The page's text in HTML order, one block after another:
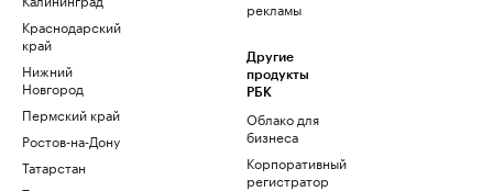
Краснодарский
край
Нижний
Новгород
Пермский край
Ростов-на-Дону
Татарстан
рекламы
Другие
продукты
РБК
Облако для
бизнеса
Корпоративный
регистратор